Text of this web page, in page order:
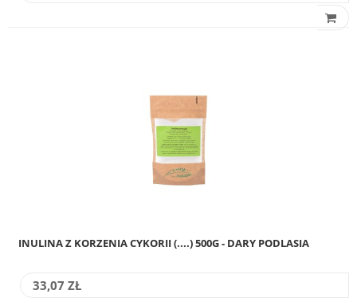
INULINA Z KORZENIA CYKORII (....) 500G - DARY PODLASIA
33,07 ZŁ